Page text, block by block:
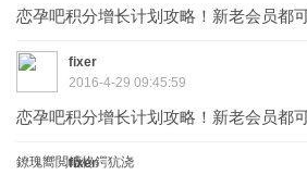
恋孕吧积分增长计划攻略！新老会员都
fixer
2016-4-29 09:45:59
恋孕吧积分增长计划攻略！新老会员都
鐐瑰嚮閲嶆柊鍔犺浇
fixer